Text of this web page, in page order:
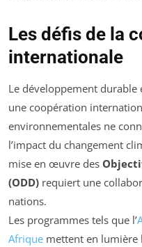
Les défis de la
internationale
Le développement
une coopération
environnementales ne
l’impact du changement
mise en œuvre des
(ODD) requiert une
nations.
Les programmes tels que l’
Afrique mettent en lumière